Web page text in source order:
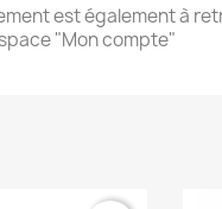
est également à
"Mon compte"